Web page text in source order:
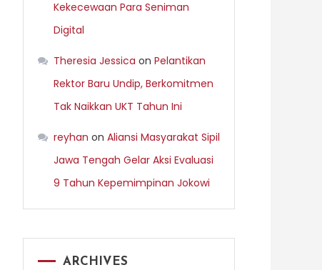
Kekecewaan Para Seniman
Digital
Theresia Jessica on Pelantikan
Rektor Baru Undip, Berkomitmen
Tak Naikkan UKT Tahun Ini
reyhan on Aliansi Masyarakat Sipil
Jawa Tengah Gelar Aksi Evaluasi
9 Tahun Kepemimpinan Jokowi
ARCHIVES